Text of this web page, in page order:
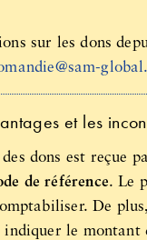
sur les dons
et les
dons est reçue
de référence. Le
De
indiquer le